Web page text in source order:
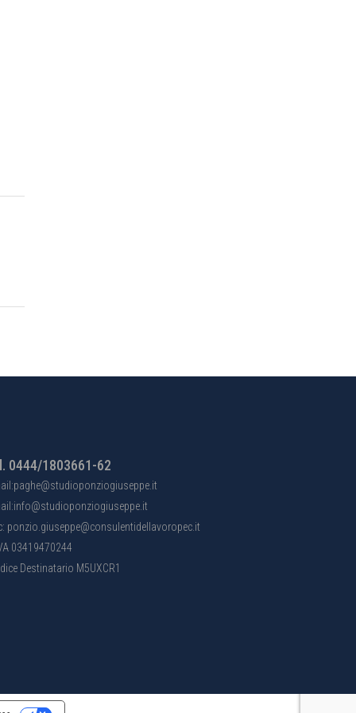
0444/1803661-62
ponzio.giuseppe@consulentidellavoropec.it
03419470244
Destinatario M5UXCR1